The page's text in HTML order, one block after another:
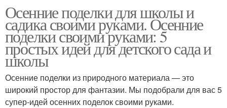
Осенние поделки для школы и
садика своими руками. Осенние
поделки своими руками: 5
простых идей для детского сада и
школы
Осенние поделки из природного материала — это
широкий простор для фантазии. Мы подобрали для вас 5
супер-идей осенних поделок своими руками.